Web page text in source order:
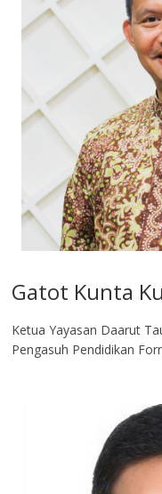
Gatot Kunta
Ketua Yayasan Daarut
Pengasuh Pendidikan